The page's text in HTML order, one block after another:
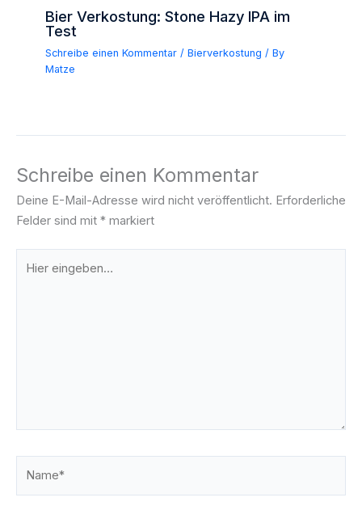
Bier Verkostung: Stone Hazy IPA im
Test
Schreibe einen Kommentar /Bierverkostung / By
Matze
Schreibe einen Kommentar
Deine E-Mail-Adresse wird nicht veröffentlicht. Erforderliche
Felder sind mit * markiert
eingeben…